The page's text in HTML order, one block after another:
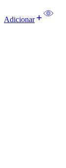
Adicionar